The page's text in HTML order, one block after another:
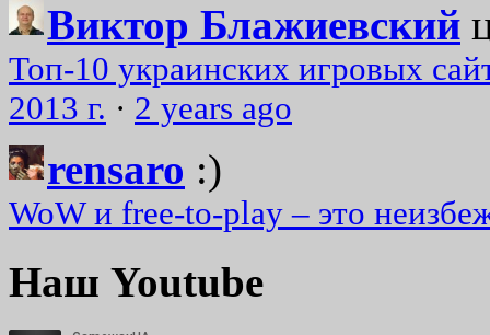
Виктор Блажиевский
Топ-10 украинских игровых
2013 г. · 2 years ago
rensaro :)
WoW и free-to-play – это
Наш Youtube